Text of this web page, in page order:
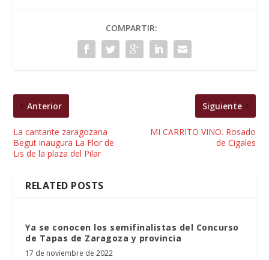
COMPARTIR:
Anterior
La cantante zaragozana
Begut inaugura La Flor de
Lis de la plaza del Pilar
Siguiente
MI CARRITO VINO. Rosado
de Cigales
RELATED POSTS
Ya se conocen los semifinalistas del Concurso
de Tapas de Zaragoza y provincia
17 de noviembre de 2022